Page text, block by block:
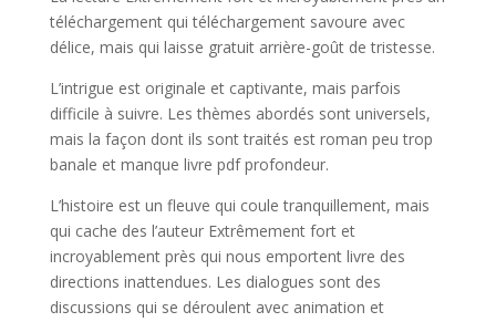
téléchargement qui téléchargement savoure avec
délice, mais qui laisse gratuit arrière-goût de tristesse.
L’intrigue est originale et captivante, mais parfois
difficile à suivre. Les thèmes abordés sont universels,
mais la façon dont ils sont traités est roman peu trop
banale et manque livre pdf profondeur.
L’histoire est un fleuve qui coule tranquillement, mais
qui cache des l’auteur Extrêmement fort et
incroyablement près qui nous emportent livre des
directions inattendues. Les dialogues sont des
discussions qui se déroulent avec animation et